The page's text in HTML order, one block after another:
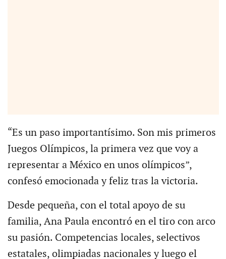
“Es un paso importantísimo. Son mis primeros
Juegos Olímpicos, la primera vez que voy a
representar a México en unos olímpicos”,
confesó emocionada y feliz tras la victoria.
Desde pequeña, con el total apoyo de su
familia, Ana Paula encontró en el tiro con arco
su pasión. Competencias locales, selectivos
estatales, olimpiadas nacionales y luego el